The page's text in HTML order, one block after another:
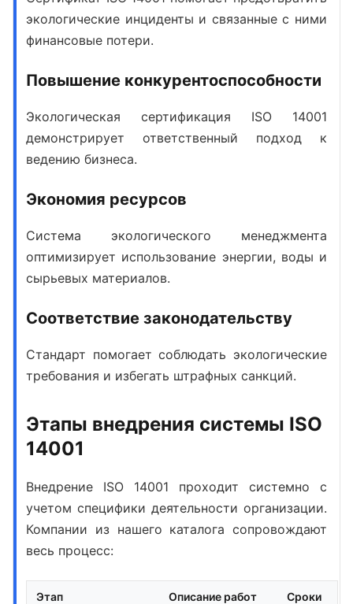
экологические инциденты и связанные с ними
финансовые потери.
Повышение конкурентоспособности
Экологическая сертификация ISO 14001
демонстрирует ответственный подход к
ведению бизнеса.
Экономия ресурсов
Система экологического менеджмента
оптимизирует использование энергии, воды и
сырьевых материалов.
Соответствие законодательству
Стандарт помогает соблюдать экологические
требования и избегать штрафных санкций.
Этапы внедрения системы ISO
14001
Внедрение ISO 14001 проходит системно с
учетом специфики деятельности организации.
Компании из нашего каталога сопровождают
весь процесс:
Этап Описание работ Сроки